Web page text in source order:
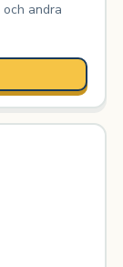
andra